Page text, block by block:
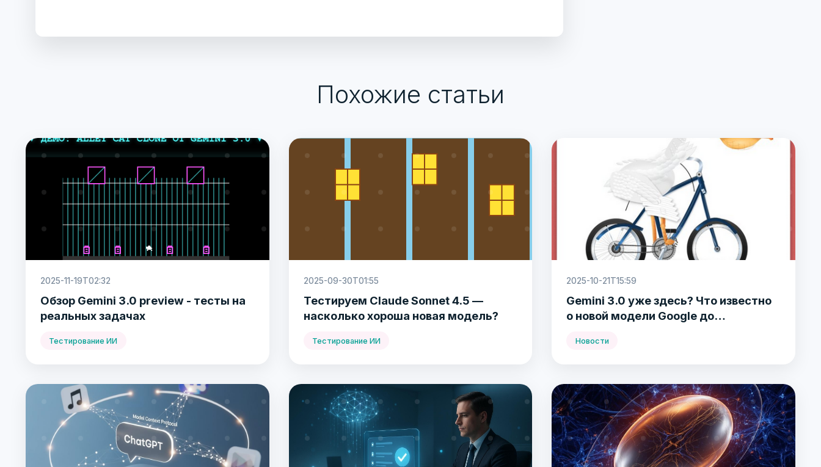
Похожие статьи
2025-11-19T02:32
Обзор Gemini 3.0 preview - тесты на
реальных задачах
Тестирование ИИ
2025-09-30T01:55
Тестируем Claude Sonnet 4.5 —
насколько хороша новая модель?
Тестирование ИИ
2025-10-21T15:59
Gemini 3.0 уже здесь? Что известно
о новой модели Google до
Новости